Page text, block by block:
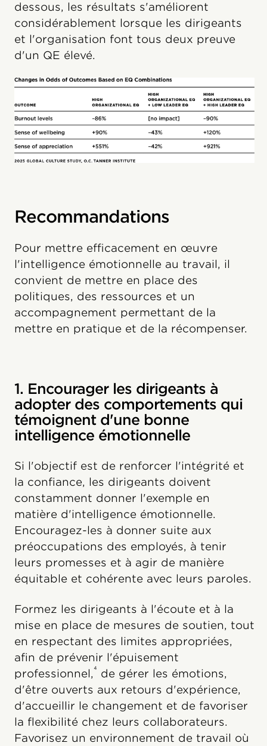
dessous, les résultats s'améliorent
considérablement lorsque les dirigeants
et l'organisation font tous deux preuve
d'un QE élevé.
Recommandations
Pour mettre efficacement en œuvre
l'intelligence émotionnelle au travail, il
convient de mettre en place des
politiques, des ressources et un
accompagnement permettant de la
mettre en pratique et de la récompenser.
1. Encourager les dirigeants à
adopter des comportements qui
témoignent d'une bonne
intelligence émotionnelle
Si l'objectif est de renforcer l'intégrité et
la confiance, les dirigeants doivent
constamment donner l'exemple en
matière d'intelligence émotionnelle.
Encouragez-les à donner suite aux
préoccupations des employés, à tenir
leurs promesses et à agir de manière
équitable et cohérente avec leurs paroles.
Formez les dirigeants à l'écoute et à la
mise en place de mesures de soutien, tout
en respectant des limites appropriées,
afin de prévenir l'épuisement
professionnel,⁴ de gérer les émotions,
d'être ouverts aux retours d'expérience,
d'accueillir le changement et de favoriser
la flexibilité chez leurs collaborateurs.
Favorisez un environnement de travail où